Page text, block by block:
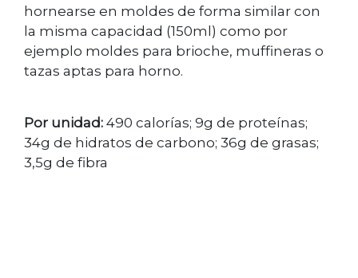
hornearse en moldes de forma similar con
la misma capacidad (150ml) como por
ejemplo moldes para brioche, muffineras o
tazas aptas para horno.
Por unidad: 490 calorías; 9g de proteínas;
34g de hidratos de carbono; 36g de grasas;
3,5g de fibra